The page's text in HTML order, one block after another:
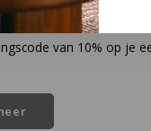
van 10% op je